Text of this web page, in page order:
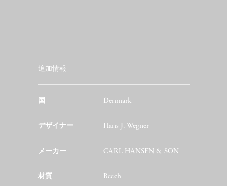
追加情報
国 Denmark
デザイナー Hans J. Wegner
メーカー CARL HANSEN & SON
材質 Beech